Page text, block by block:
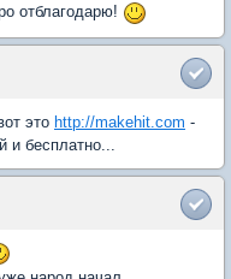
отблагодарю!
это http://makehit.com -
бесплатно...